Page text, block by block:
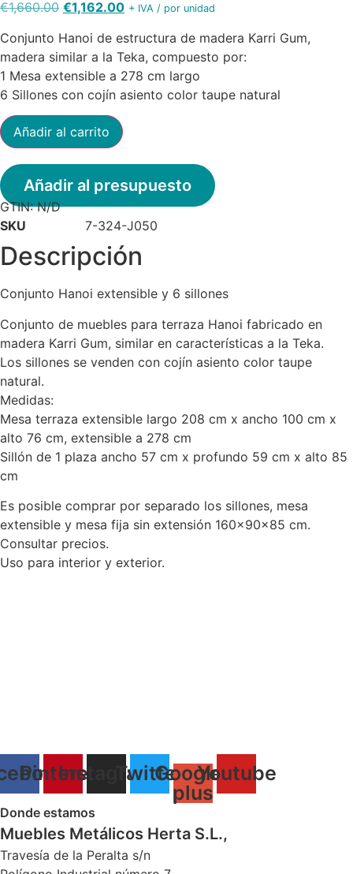
€1,660.00 El
original
era:
€1,660.00.
€1,162.00El
actual
es:
€1,162.00.
+ IVA / por unidad
Conjunto Hanoi de estructura de madera Karri Gum,
madera similar a la Teka, compuesto por:
1 Mesa extensible a 278 cm largo
6 Sillones con cojín asiento color taupe natural
Conjunto
Hanoi
mesa
y
6
sillones
cantidad
Añadir al carrito
Añadir al presupuesto
GTIN:N/D
SKU
7-324-J050
Descripción
Conjunto Hanoi extensible y 6 sillones
Conjunto de muebles para terraza Hanoi fabricado en
madera Karri Gum, similar en características a la Teka.
Los sillones se venden con cojín asiento color taupe
natural.
Medidas:
Mesa terraza extensible largo 208 cm x ancho 100 cm x
alto 76 cm, extensible a 278 cm
Sillón de 1 plaza ancho 57 cm x profundo 59 cm x alto 85
cm
Es posible comprar por separado los sillones, mesa
extensible y mesa fija sin extensión 160x90x85 cm.
Consultar precios.
Uso para interior y exterior.
PinterestInstagramTwitterGoogle-
plus
Youtube
Donde estamos
Muebles Metálicos Herta S.L.,
Travesía de la Peralta s/n